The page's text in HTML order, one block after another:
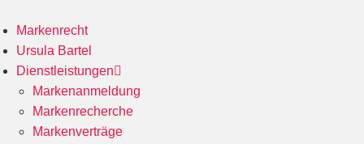
Markenrecht
Ursula Bartel
Dienstleistungen
Markenanmeldung
Markenrecherche
Markenverträge